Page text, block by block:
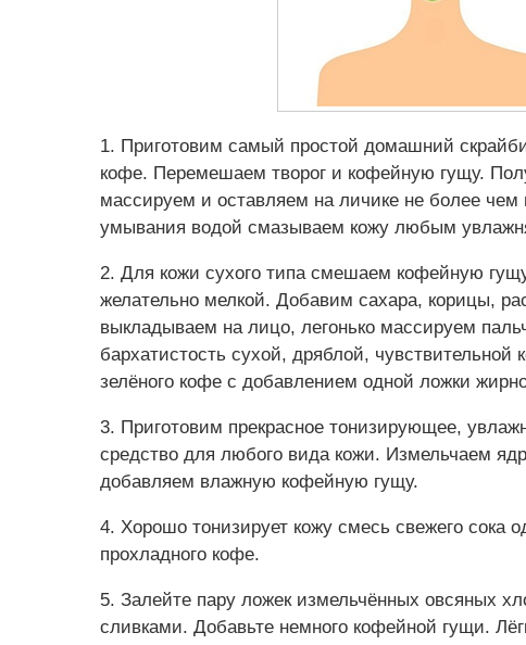
1. Приготовим самый простой домашний
кофе. Перемешаем творог и кофейную гущу.
массируем и оставляем на личике не более чем
умывания водой смазываем кожу любым
2. Для кожи сухого типа смешаем кофейную
желательно мелкой. Добавим сахара, корицы,
выкладываем на лицо, легонько массируем
бархатистость сухой, дряблой, чувствительной
зелёного кофе с добавлением одной ложки
3. Приготовим прекрасное тонизирующее,
средство для любого вида кожи. Измельчаем
добавляем влажную кофейную гущу.
4. Хорошо тонизирует кожу смесь свежего сока
прохладного кофе.
5. Залейте пару ложек измельчённых овсяных
сливками. Добавьте немного кофейной гущи.